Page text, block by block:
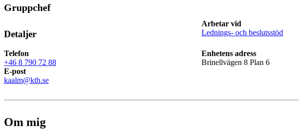
Gruppchef
Detaljer
Arbetar vid
Lednings- och beslutsstöd
Telefon
+46 8 790 72 88
Enhetens adress
Brinellvägen 8 Plan 6
E-post
kaalm@kth.se
Om mig